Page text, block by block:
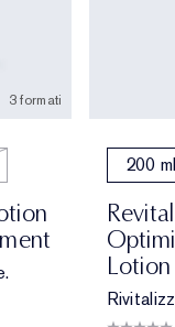
3 formati
200
Lotion